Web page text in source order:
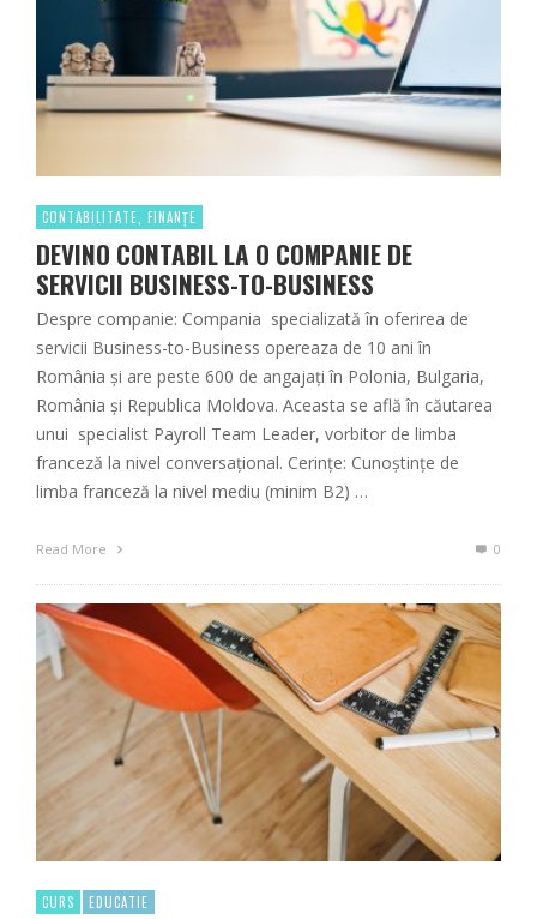
CONTABILITATE, FINANȚE
DEVINO CONTABIL LA O COMPANIE DE
SERVICII BUSINESS-TO-BUSINESS
Despre companie: Compania specializată în oferirea de
servicii Business-to-Business opereaza de 10 ani în
România și are peste 600 de angajați în Polonia, Bulgaria,
România și Republica Moldova. Aceasta se află în căutarea
unui specialist Payroll Team Leader, vorbitor de limba
franceză la nivel conversațional. Cerințe: Cunoștințe de
limba franceză la nivel mediu (minim B2) …
Read More 0
CURS EDUCATIE